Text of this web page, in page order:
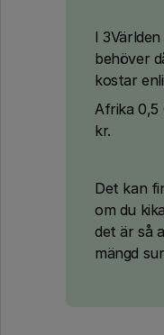
I
behöver
kostar
Afrika 0,5
kr.
Det kan
om du
det är så
mängd